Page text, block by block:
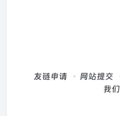
友链申请 网站提交
我们